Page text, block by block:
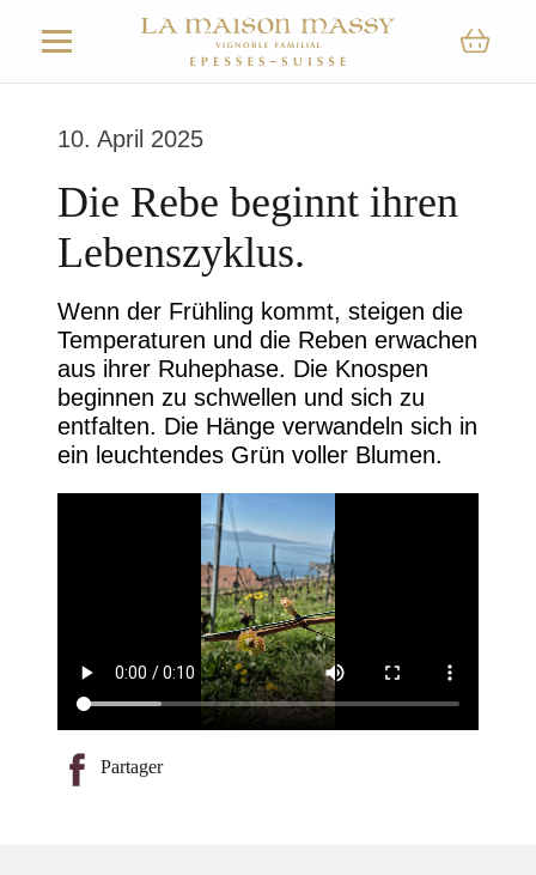
10. April 2025
Die Rebe beginnt ihren
Lebenszyklus.
Wenn der Frühling kommt, steigen die
Temperaturen und die Reben erwachen
aus ihrer Ruhephase. Die Knospen
beginnen zu schwellen und sich zu
entfalten. Die Hänge verwandeln sich in
ein leuchtendes Grün voller Blumen.
Partager